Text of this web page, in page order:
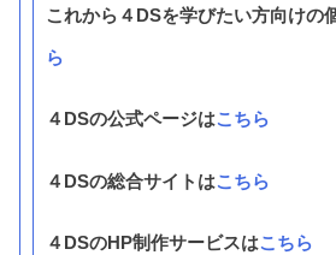
これから４DSを学びたい方向けの
ら
４DSの公式ページはこちら
４DSの総合サイトはこちら
４DSのHP制作サービスはこちら